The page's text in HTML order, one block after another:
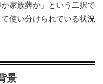
家族葬か」という二択で
使い分けられている状況
景